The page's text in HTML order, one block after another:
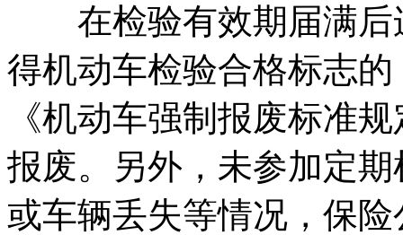
在检验有效期届满后
得机动车检验合格标志
《机动车强制报废标准
报废。另外，未参加定
或车辆丢失等情况，保